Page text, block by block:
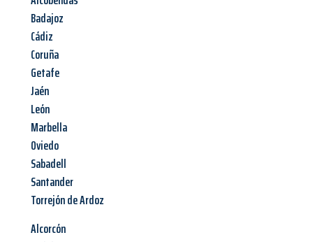
Badajoz
Cádiz
Coruña
Getafe
Jaén
León
Marbella
Oviedo
Sabadell
Santander
Torrejón de Ardoz
Alcorcón